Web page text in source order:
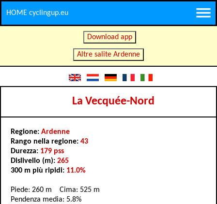
HOME cyclingup.eu
Download app
Altre salite Ardenne
La Vecquée-Nord
Regione: Ardenne
Rango nella regione: 43
Durezza: 179 pss
Dislivello (m): 265
300 m più ripidi: 11.0%
Piede: 260 m Cima: 525 m
Pendenza media: 5.8%